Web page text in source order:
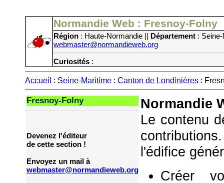
Normandie Web : Fresnoy-Folny
Région : Haute-Normandie || Département :
webmaster@normandieweb.org
Curiosités :
Accueil : Seine-Maritime : Canton de Londinières :
Fresnoy-Folny
Devenez l'éditeur
de cette section !
Envoyez un mail à
webmaster@normandieweb.org
Normandie
Le contenu
l'édifice
Créer